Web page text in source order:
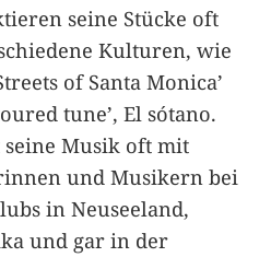
seine Stücke oft
Kulturen, wie
of Santa Monica’
tune’, El sótano.
Musik oft mit
und Musikern bei
in Neuseeland,
und gar in der